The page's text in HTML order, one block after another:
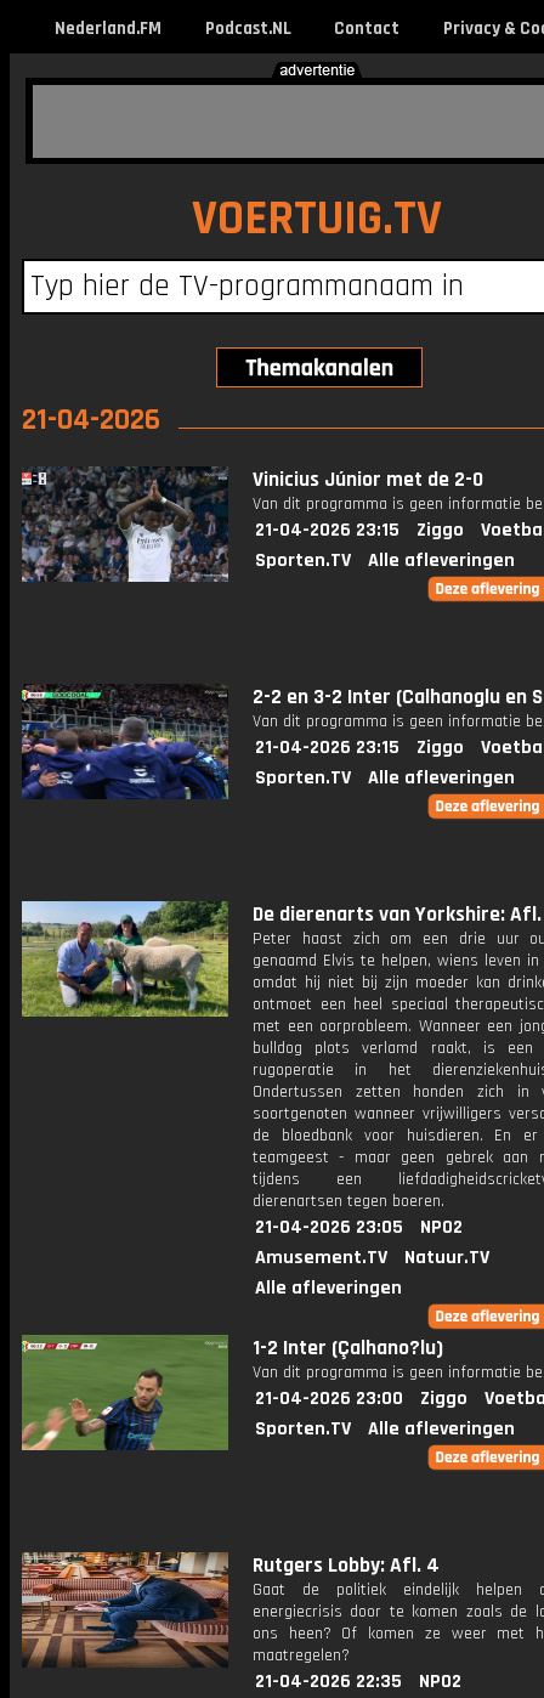
Nederland.FM Podcast.NL Contact Privacy &
VOERTUIG.TV
21-04-2026
Vinicius Júnior met de 2-0
Van dit programma is geen informatie
21-04-2026 23:15 Ziggo
Sporten.TV
Alle afleveringen
2-2 en 3-2 Inter (Calhanoglu en
Van dit programma is geen informatie
21-04-2026 23:15 Ziggo
Sporten.TV
Alle afleveringen
De dierenarts van Yorkshire:
Peter haast zich om een drie uur
genaamd Elvis te helpen, wiens leven
omdat hij niet bij zijn moeder kan
ontmoet een heel speciaal
met een oorprobleem. Wanneer een
bulldog plots verlamd raakt, is een
rugoperatie in het
Ondertussen zetten honden zich in
soortgenoten wanneer vrijwilligers
de bloedbank voor huisdieren. En
teamgeest - maar geen gebrek aan
tijdens een
dierenartsen tegen boeren.
21-04-2026 23:05
NPO2
Amusement.TV
Natuur.TV
Alle afleveringen
1-2 Inter (Çalhano?lu)
Van dit programma is geen informatie
21-04-2026 23:00 Ziggo
Sporten.TV
Alle afleveringen
Rutgers Lobby: Afl. 4
Gaat de politiek eindelijk helpen
energiecrisis door te komen zoals de
ons heen? Of komen ze weer met
maatregelen?
21-04-2026 22:35
NPO2